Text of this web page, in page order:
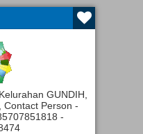
GUNDIH,
Contact Person -
-